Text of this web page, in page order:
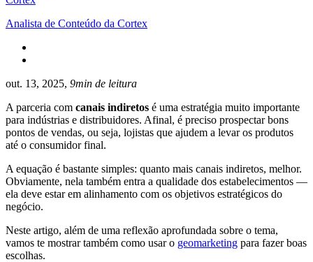
Analista de Conteúdo da Cortex
out. 13, 2025, 9min de leitura
A parceria com canais indiretos é uma estratégia muito importante
para indústrias e distribuidores. Afinal, é preciso prospectar bons
pontos de vendas, ou seja, lojistas que ajudem a levar os produtos
até o consumidor final.
A equação é bastante simples: quanto mais canais indiretos, melhor.
Obviamente, nela também entra a qualidade dos estabelecimentos —
ela deve estar em alinhamento com os objetivos estratégicos do
negócio.
Neste artigo, além de uma reflexão aprofundada sobre o tema,
vamos te mostrar também como usar o geomarketing para fazer boas
escolhas.